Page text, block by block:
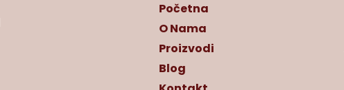
Početna
O Nama
Proizvodi
Blog